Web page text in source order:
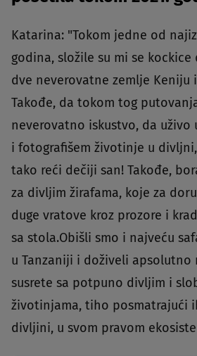
Katarina: "Tokom jedne od
godina, složile su mi se
dve neverovatne zemlje Keniju
Takođe, da tokom tog
neverovatno iskustvo, da uživo
i fotografišem životinje u
tako reći dečiji san! Takođe,
za divljim žirafama, koje za
duge vratove kroz prozore i
sa stola.Obišli smo i najveću
u Tanzaniji i doživeli apsolutno
susrete sa potpuno divljim i
životinjama, tiho posmatrajući
divljini, u svom pravom